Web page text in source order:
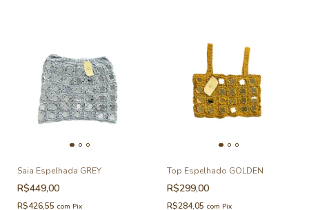
Saia Espelhada GREY
R$449,00
R$426,55 com Pix
Top Espelhado GOLDEN
R$299,00
R$284,05 com Pix